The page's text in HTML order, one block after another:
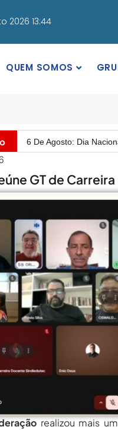
2026 13:44
QUEM SOMOS
6 De Agosto: Dia
MEC Autoriza 937
6 De Agosto: Dia
PROIFES Celebra Os
MEC Autoriza 937
Balanço Da 78ª SBPC:
6 De Agosto: Dia
PROIFES Celebra Os
MEC Autoriza 937
Balanço Da 78ª SBPC:
6 De Agosto: Dia
PROIFES Celebra Os
GT de Carreira
realizou mais